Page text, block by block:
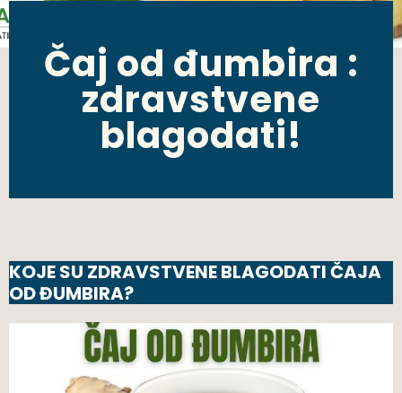
Čaj od đumbira :
zdravstvene
blagodati!
KOJE SU ZDRAVSTVENE BLAGODATI ČAJA
OD ĐUMBIRA?